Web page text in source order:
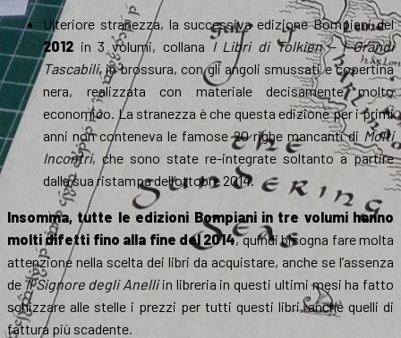
Ulteriore stranezza, la successiva edizione Bompiani del
2012 in 3 volumi, collana I Libri di Tolkien – I Grandi
Tascabili, in brossura, con gli angoli smussati e copertina
nera, realizzata con materiale decisamente molto
economico. La stranezza è che questa edizione per i primi
anni non conteneva le famose 20 righe mancanti di Molti
Incontri, che sono state re-integrate soltanto a partire
dalla sua ristampa dell’ottobre 2014.
Insomma, tutte le edizioni Bompiani in tre volumi hanno
molti difetti fino alla fine del 2014, quindi bisogna fare molta
attenzione nella scelta dei libri da acquistare, anche se l’assenza
de Il Signore degli Anelliin libreria in questi ultimi mesi ha fatto
schizzare alle stelle i prezzi per tutti questi libri, anche quelli di
fattura più scadente.